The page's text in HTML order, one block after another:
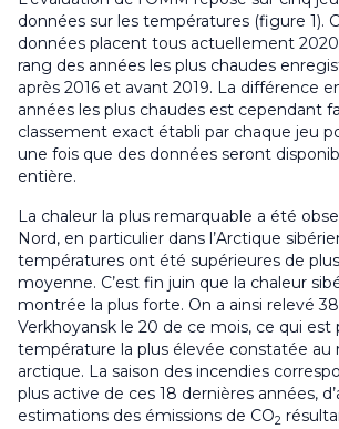
données sur les températures (figure 1).
données placent tous actuellement
rang des années les plus chaudes
après 2016 et avant 2019. La différence
années les plus chaudes est cependant
classement exact établi par chaque jeu
une fois que des données seront
entière.
La chaleur la plus remarquable a été
Nord, en particulier dans l’Arctique
températures ont été supérieures de plus
moyenne. C’est fin juin que la chaleur
montrée la plus forte. On a ainsi relevé
Verkhoyansk le 20 de ce mois, ce qui est
température la plus élevée constatée au
arctique. La saison des incendies
plus active de ces 18 dernières années,
estimations des émissions de CO2